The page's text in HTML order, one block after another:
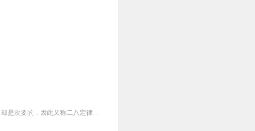
在任何一组东西中，最重要的只占其中一小部分，约20%，其余80%尽管是多数，却是次要的，因此又称二八定律。习惯上，二八定律讨论的是顶端的20%，而非底部的20%...